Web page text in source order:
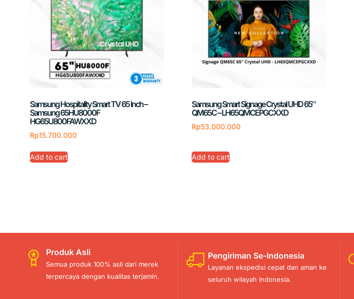
Samsung Hospitality Smart TV 65 Inch –
Samsung 65HU8000F
HG65U800FAWXXD
Rp15.700.000
Add to cart
Samsung Smart Signage Crystal UHD 65″
QM65C – LH65QMCEPGCXXD
Rp53.000.000
Add to cart
Produk Asli
Semua produk 100% asli dari merek
terpercaya dengan kualitas terjamin.
Pengiriman Se-Indonesia
Layanan ekspedisi cepat dan aman ke
seluruh wilayah Indonesia.